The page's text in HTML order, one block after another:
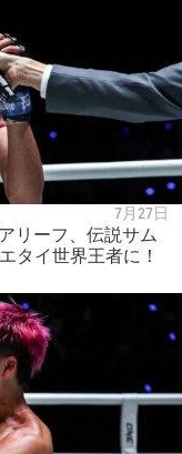
7月27日
アリーフ、伝説サム
タイ世界王者に！